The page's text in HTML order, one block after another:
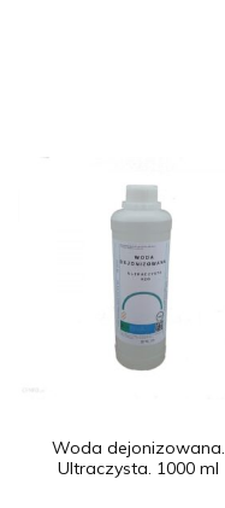
Woda dejonizowana.
Ultraczysta. 1000 ml